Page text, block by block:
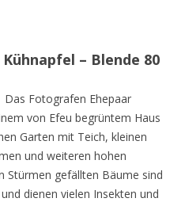
– Blende 80
Das Fotografen Ehepaar
von Efeu begrüntem Haus
Garten mit Teich, kleinen
und weiteren hohen
Stürmen gefällten Bäume sind
dienen vielen Insekten und